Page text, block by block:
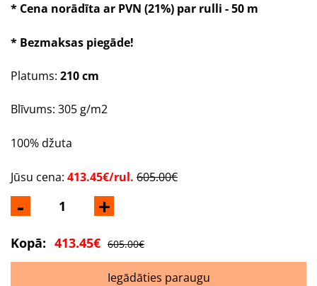
* Cena norādīta ar PVN (21%) par rulli - 50 m
* Bezmaksas piegāde!
Platums: 210 cm
Blīvums: 305 g/m2
100% džuta
- +
Jūsu cena: 413.45€/rul. 605.00€
Kopā: 413.45€ 605.00€
Iegādāties paraugu